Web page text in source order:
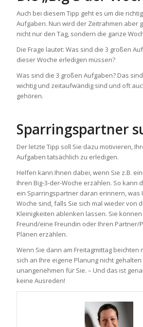
Auch bei diesem Tipp geht es um die
Aufgaben. Nun wird der Zeitrahmen aber
nicht nur den Tag, sondern die ganze
Die Frage lautet: Was sind die 3 großen
dieser Woche erledigen müssen?
Was sind die 3 großen Aufgaben? Das
wichtig und zeitaufwändig sind und oft
gehören.
Sparringspartner
Der letzte Tipp soll Sie dazu motivieren,
Aufgaben tatsächlich zu erledigen.
Helfen kann Ihnen dabei, wenn Sie z.B.
Ihren Big-3-der-Woche erzählen. So kann
ein Sparringspartner daran erinnern, was
Woche sind, falls Sie sich mal wieder von
Kleinigkeiten ablenken lassen. Sie
Freund/eine Freundin oder Ihren Partner/
Plänen erzählen.
Wenn Sie dann am Freitagmittag beichten
sich an Ihre eigene Planung nicht
unangenehmen für Sie. – Und das ist
keine Ausreden!